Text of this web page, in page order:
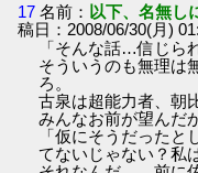
17 名前： 以下、名無し
稿日：2008/06/30(月)
「そんな話…信じら
そういうのも無理は
ろ。
古泉は超能力者、朝
みんなお前が望んだ
「仮にそうだった
てないじゃない？私